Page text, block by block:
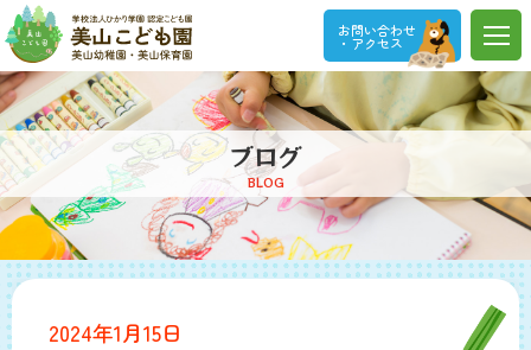
お問い合わせ
・アクセス
ブログ
BLOG
2024年1月15日